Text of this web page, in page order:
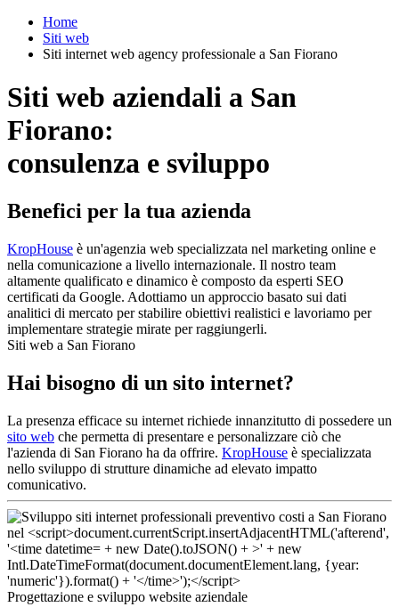
Home
Siti web
Siti internet web agency professionale a San Fiorano
Siti web aziendali a San
Fiorano:
consulenza e sviluppo
Benefici per la tua azienda
KropHouse è un'agenzia web specializzata nel marketing online e
nella comunicazione a livello internazionale. Il nostro team
altamente qualificato e dinamico è composto da esperti SEO
certificati da Google. Adottiamo un approccio basato sui dati
analitici di mercato per stabilire obiettivi realistici e lavoriamo per
implementare strategie mirate per raggiungerli.
Siti web a San Fiorano
Hai bisogno di un sito internet?
La presenza efficace su internet richiede innanzitutto di possedere un
sito web che permetta di presentare e personalizzare ciò che
l'azienda di San Fiorano ha da offrire. KropHouse è specializzata
nello sviluppo di strutture dinamiche ad elevato impatto
comunicativo.
Progettazione e sviluppo website aziendale